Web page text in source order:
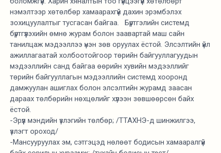
нэмэлтээр хөтөлбөр хамаарахгүй дахин эрэмбэлэх
зохицуулалтыг тусгасан байгаа. Бүртгэлийн системд
бүртгүүлэхийн өмнө журам болон заавартай маш сайн
танилцаж мэдээллээ үнэн зөв оруулах ёстой. Элсэлтийн үйл
ажиллагаатай холбоотойгоор төрийн байгууллагуудын
мэдээллийн санд байгаа өөрийн хувийн мэдээллийг
төрийн байгууллагын мэдээллийн системд хооронд
дамжуулан ашиглах болон элсэлтийн журамд заасан
дараах төлбөрийн нөхцөлийг хүлээн зөвшөөрсөн байх
ёстой.
-Эрүүл мэндийн үзлэгийн төлбөр; /ТТАХНЭ-д шинжилгээ,
үзлэгт ороход/
-Мансууруулах эм, сэтгэцэд нөлөөт бодисын хамааралгүй